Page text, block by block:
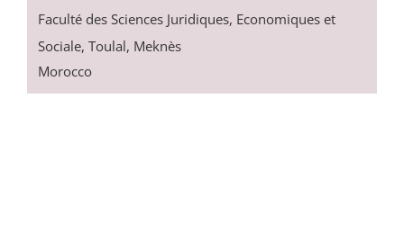
Faculté des Sciences Juridiques, Economiques et
Sociale, Toulal, Meknès
Morocco